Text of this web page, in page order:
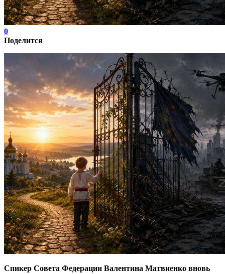
0
Поделится
Спикер Совета Федерации Валентина Матвиенко вновь